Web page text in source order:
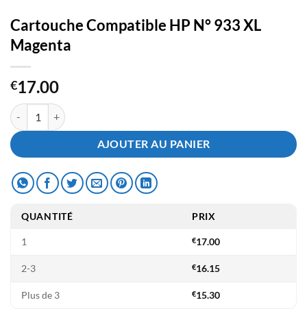
Cartouche Compatible HP N° 933 XL
Magenta
€17.00
quantité de Cartouche Compatible HP N° 933 XL Magenta
AJOUTER AU PANIER
QUANTITÉ PRIX
1 €17.00
2-3 €16.15
Plus de 3 €15.30